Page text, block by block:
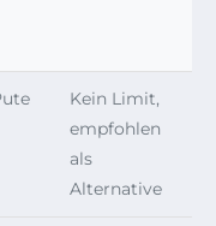
Kein Limit,
empfohlen
als
Alternative